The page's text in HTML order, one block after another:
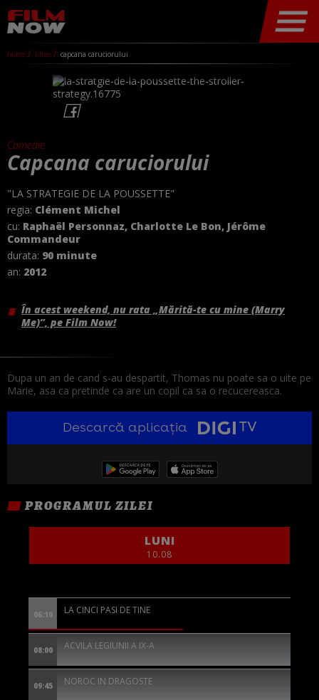
home filme capcana caruciorului
Comedie
Capcana caruciorului
"LA STRATEGIE DE LA POUSSETTE"
regia: Clément Michel
cu: Raphaël Personnaz, Charlotte Le Bon, Jérôme
Commandeur
durata: 90 minute
an: 2012
În acest weekend, nu rata „Mărită-te cu mine (Marry
Me)”, pe Film Now!
Dupa un an de cand s-au despartit, Thomas nu poate sa o uite pe
Marie, asa ca pretinde ca are un copil ca sa o recucereasca.
Descarcă aplicația
PROGRAMUL ZILEI
LUNI
10.08
06:10 LA CINCI PASI DE TINE
08:00 ACVILA LEGIUNII A IX-A
09:45 NOROC IN DRAGOSTE